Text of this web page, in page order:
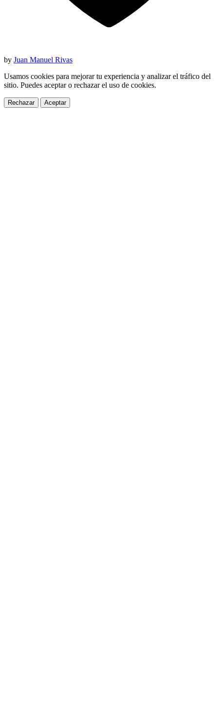
by Juan Manuel Rivas
Usamos cookies para mejorar tu experiencia y analizar el tráfico del
sitio. Puedes aceptar o rechazar el uso de cookies.
Rechazar Aceptar